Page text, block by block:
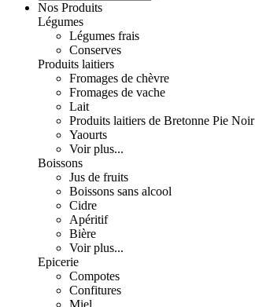
Nos Produits
Légumes
Légumes frais
Conserves
Produits laitiers
Fromages de chèvre
Fromages de vache
Lait
Produits laitiers de Bretonne Pie Noir
Yaourts
Voir plus...
Boissons
Jus de fruits
Boissons sans alcool
Cidre
Apéritif
Bière
Voir plus...
Epicerie
Compotes
Confitures
Miel